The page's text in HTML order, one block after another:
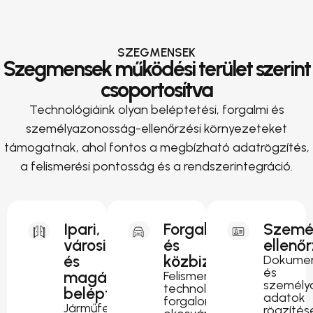
SZEGMENSEK
Szegmensek működési terület szerint
csoportosítva
Technológiáink olyan beléptetési, forgalmi és
személyazonosság-ellenőrzési környezeteket
támogatnak, ahol fontos a megbízható adatrögzítés,
a felismerési pontosság és a rendszerintegráció.
Ipari,
városi
és
magánterületi
beléptetés
Járműfelismerés
Forgalomirányítás
és
közbiztonság
Felismerési
technológia
forgalomfigyeléshez,
és
adatok